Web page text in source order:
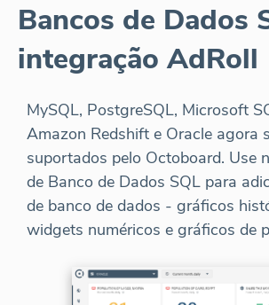
Bancos de Dados
integração AdRoll
MySQL, PostgreSQL, Microsoft
Amazon Redshift e Oracle agora
suportados pelo Octoboard. Use
de Banco de Dados SQL para
de banco de dados - gráficos
widgets numéricos e gráficos de